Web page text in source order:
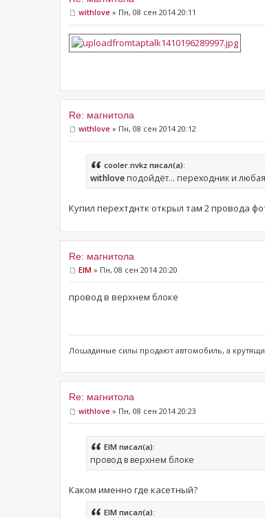
withlove » Пн, 08 сен 2014 20:11
Re: магнитола
withlove » Пн, 08 сен 2014 20:12
cooler.nvkz писал(а):
withlove подойдёт... переходник и
Купил перехтднтк открыл там 2 провода
Re: магнитола
ElM » Пн, 08 сен 2014 20:20
провод в верхнем блоке
Лошадиные силы продают ​автомобиль, а
Re: магнитола
withlove » Пн, 08 сен 2014 20:23
ElM писал(а):
провод в верхнем блоке
Каком именно где касетный?
ElM писал(а):